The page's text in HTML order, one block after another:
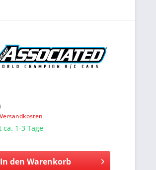
1-3 Tage
In den Warenkorb